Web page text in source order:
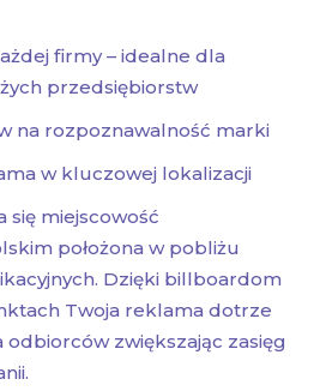
firmy – idealne dla
przedsiębiorstw
na rozpoznawalność marki
w kluczowej lokalizacji
się miejscowość
położona w pobliżu
Dzięki billboardom
Twoja reklama dotrze
zwiększając zasięg